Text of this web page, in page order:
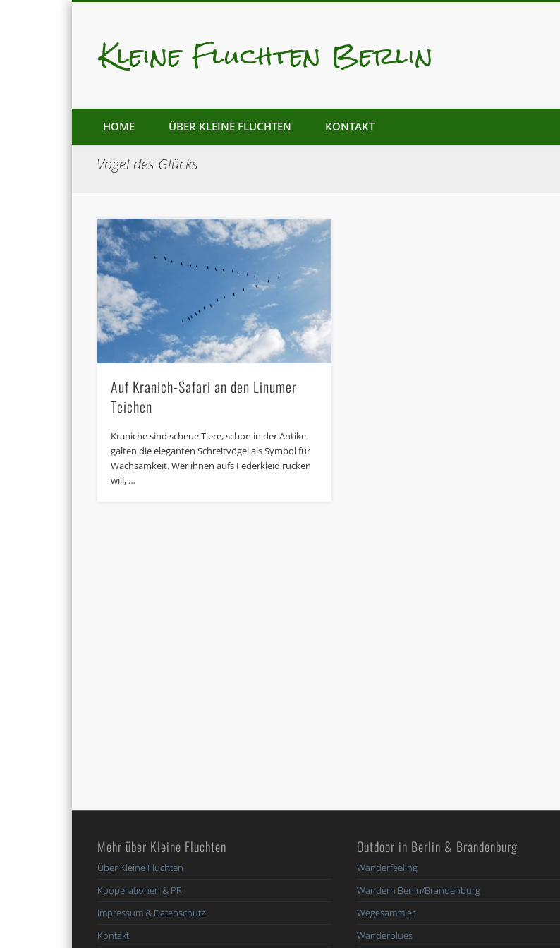
Kleine Fluchten Berlin
MastodonPixelfed
HOME ÜBER KLEINE FLUCHTEN KONTAKT
Vogel des Glücks
Auf Kranich-Safari an den Linumer
Teichen
Kraniche sind scheue Tiere, schon in der Antike
galten die eleganten Schreitvögel als Symbol für
Wachsamkeit. Wer ihnen aufs Federkleid rücken
will, …
Mehr über Kleine Fluchten
Über Kleine Fluchten
Kooperationen & PR
Impressum & Datenschutz
Kontakt
Outdoor in Berlin & Brandenburg
Wanderfeeling
Wandern Berlin/Brandenburg
Wegesammler
Wanderblues